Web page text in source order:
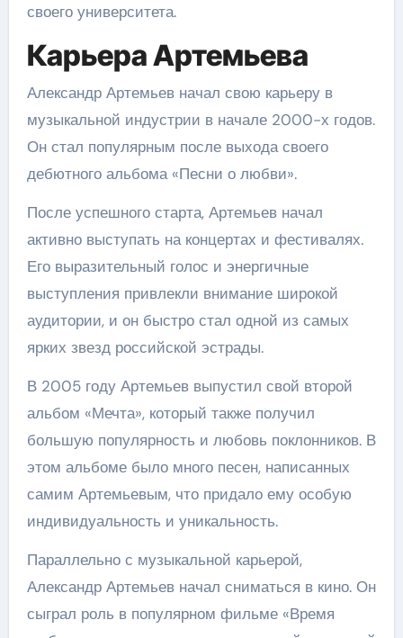
своего университета.
Карьера Артемьева
Александр Артемьев начал свою карьеру в
музыкальной индустрии в начале 2000-х годов.
Он стал популярным после выхода своего
дебютного альбома «Песни о любви».
После успешного старта, Артемьев начал
активно выступать на концертах и фестивалях.
Его выразительный голос и энергичные
выступления привлекли внимание широкой
аудитории, и он быстро стал одной из самых
ярких звезд российской эстрады.
В 2005 году Артемьев выпустил свой второй
альбом «Мечта», который также получил
большую популярность и любовь поклонников. В
этом альбоме было много песен, написанных
самим Артемьевым, что придало ему особую
индивидуальность и уникальность.
Параллельно с музыкальной карьерой,
Александр Артемьев начал сниматься в кино. Он
сыграл роль в популярном фильме «Время